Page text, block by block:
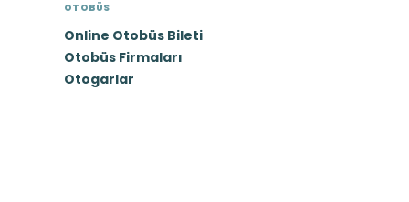
OTOBÜS
Online Otobüs Bileti
Otobüs Firmaları
Otogarlar